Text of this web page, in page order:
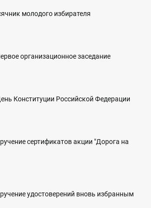
молодого избирателя
организационное заседание
Конституции Российской Федерации
сертификатов акции "Дорога на
удостоверений вновь избранным